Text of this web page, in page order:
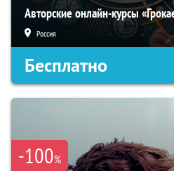
Авторские онлайн-курсы
Россия
Бесплатно
-100%